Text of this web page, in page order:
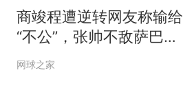
商竣程遭逆转网友称输给
“不公”，张帅不敌萨巴赢
得最热烈掌声
网球之家